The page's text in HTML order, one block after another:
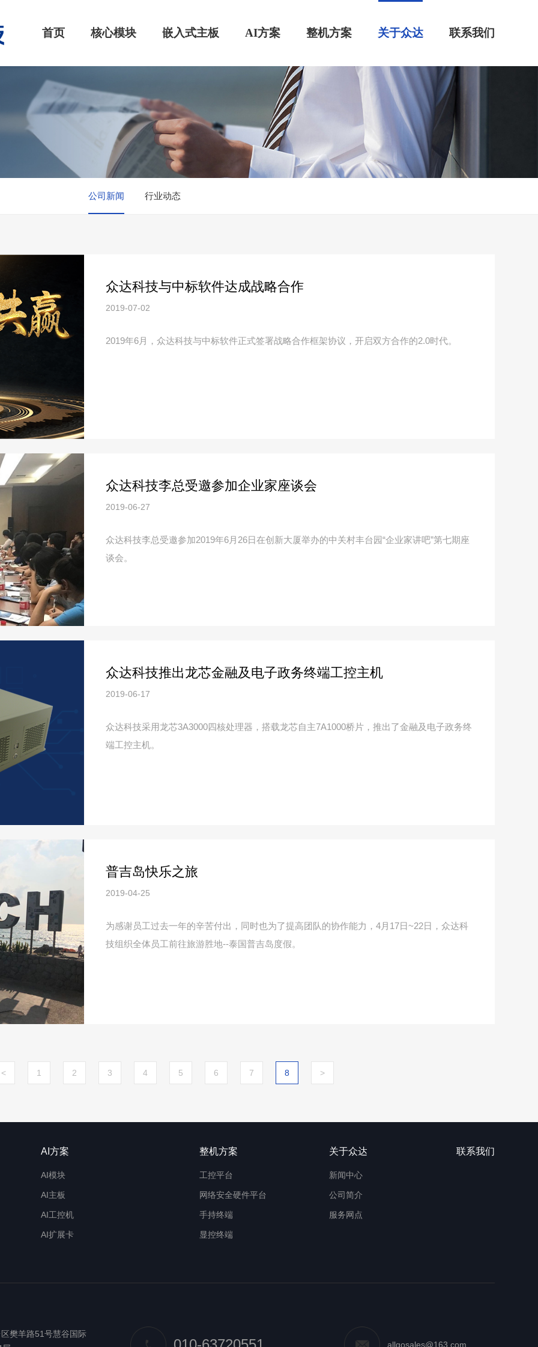
首页 核心模块 嵌入式主板 AI方案 整机方案 关于众达 联系我们
公司新闻 行业动态
众达科技与中标软件达成战略合作
2019-07-02
​2019年6月，众达科技与中标软件正式签署战略合作框架协议，开启双方合作的2.0时代。
众达科技李总受邀参加企业家座谈会
2019-06-27
众达科技李总受邀参加2019年6月26日在创新大厦举办的中关村丰台园“企业家讲吧”第七期座
谈会。
众达科技推出龙芯金融及电子政务终端工控主机
2019-06-17
众达科技采用龙芯3A3000四核处理器，搭载龙芯自主7A1000桥片，推出了金融及电子政务终
端工控主机。
普吉岛快乐之旅
2019-04-25
为感谢员工过去一年的辛苦付出，同时也为了提高团队的协作能力，4月17日~22日，众达科
技组织全体员工前往旅游胜地--泰国普吉岛度假。
< 1 2 3 4 5 6 7 8 >
AI方案
AI模块
AI主板
AI工控机
AI扩展卡
整机方案
工控平台
网络安全硬件平台
手持终端
显控终端
关于众达
新闻中心
公司简介
服务网点
联系我们
樊羊路51号慧谷国际
allgosales@163.com